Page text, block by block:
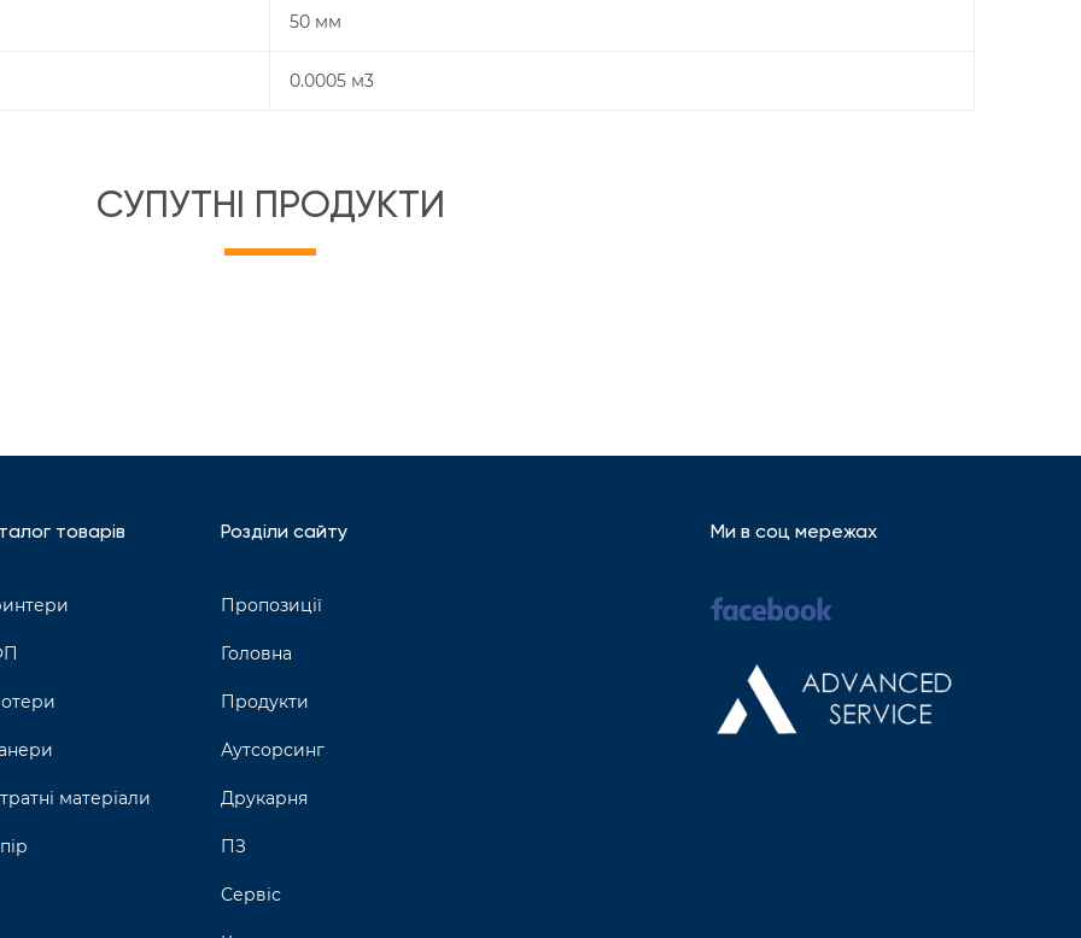
50 мм
0.0005 м3
СУПУТНІ ПРОДУКТИ
товарів
матеріали
Розділи сайту
Пропозиції
Головна
Продукти
Аутсорсинг
Друкарня
ПЗ
Сервіс
Ми в соц мережах